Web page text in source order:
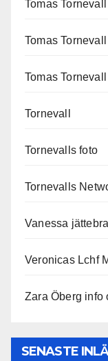
Tomas Tornevall
Tomas
Tomas
Tornevall
Tornevalls foto
Tornevalls
Vanessa
Veronicas Lchf
Zara Öberg info
SENASTE